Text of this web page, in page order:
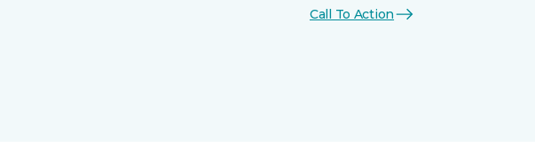
Call To Action